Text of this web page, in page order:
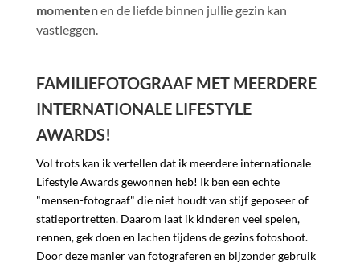
momentenen de liefde binnen jullie gezin kan
vastleggen.
FAMILIEFOTOGRAAF MET MEERDERE
INTERNATIONALE LIFESTYLE
AWARDS!
Vol trots kan ik vertellen dat ik meerdere internationale
Lifestyle Awards gewonnen heb! Ik ben een echte
"mensen-fotograaf" die niet houdt van stijf geposeer of
statieportretten. Daarom laat ik kinderen veel spelen,
rennen, gek doen en lachen tijdens de gezins fotoshoot.
Door deze manier van fotograferen en bijzonder gebruik